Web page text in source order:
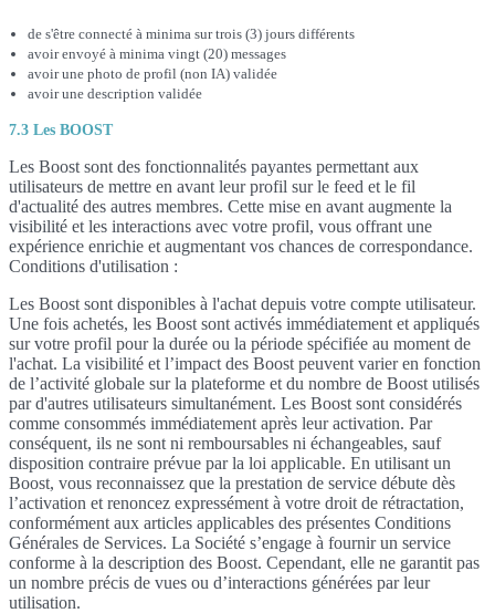
de s'être connecté à minima sur trois (3) jours différents
avoir envoyé à minima vingt (20) messages
avoir une photo de profil (non IA) validée
avoir une description validée
7.3 Les BOOST
Les Boost sont des fonctionnalités payantes permettant aux
utilisateurs de mettre en avant leur profil sur le feed et le fil
d'actualité des autres membres. Cette mise en avant augmente la
visibilité et les interactions avec votre profil, vous offrant une
expérience enrichie et augmentant vos chances de correspondance.
Conditions d'utilisation :
Les Boost sont disponibles à l'achat depuis votre compte utilisateur.
Une fois achetés, les Boost sont activés immédiatement et appliqués
sur votre profil pour la durée ou la période spécifiée au moment de
l'achat. La visibilité et l’impact des Boost peuvent varier en fonction
de l’activité globale sur la plateforme et du nombre de Boost utilisés
par d'autres utilisateurs simultanément. Les Boost sont considérés
comme consommés immédiatement après leur activation. Par
conséquent, ils ne sont ni remboursables ni échangeables, sauf
disposition contraire prévue par la loi applicable. En utilisant un
Boost, vous reconnaissez que la prestation de service débute dès
l’activation et renoncez expressément à votre droit de rétractation,
conformément aux articles applicables des présentes Conditions
Générales de Services. La Société s’engage à fournir un service
conforme à la description des Boost. Cependant, elle ne garantit pas
un nombre précis de vues ou d’interactions générées par leur
utilisation.